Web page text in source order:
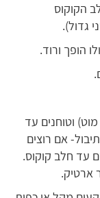
הקוקוס
גדול).
וטוחנים עד
אם רוצים
עד חלב קוקוס.
ארטיק.